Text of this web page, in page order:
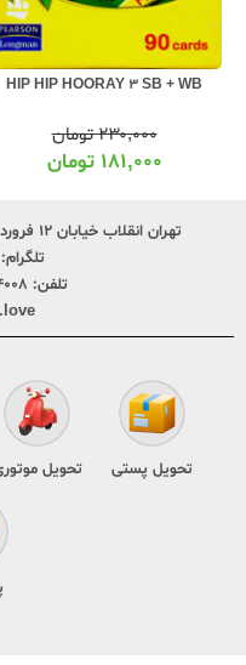
HIP HIP HOORAY 3 SB + WB
۲۳۰,۰۰۰تومان
۱۸۱,۰۰۰ تومان
تهران انقلاب خیابان ۱۲ فروردین پایین تر از وحید نظری پلاک ۲۴۹
تلگرام:
تلفن:
تحویل پستی تحویل